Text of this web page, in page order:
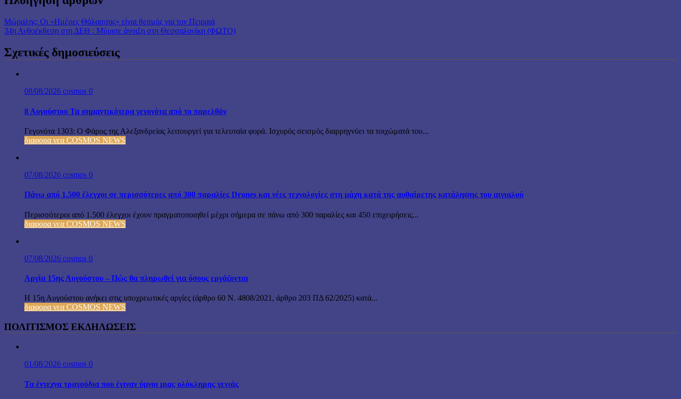
Μώραλης: Οι «Ημέρες Θάλασσας» είναι θεσμός για τον Πειραιά
34η Ανθοέκθεση στη ΔΕΘ : Μύρισε άνοιξη στη Θεσσαλονίκη (ΦΩΤΟ)
Σχετικές δημοσιεύσεις
08/08/2026 cosmos 0
8 Αυγούστου Τα σημαντικότερα γεγονότα από το παρελθόν
Γεγονότα 1303: Ο Φάρος της Αλεξανδρείας λειτουργεί για τελευταία φορά. Ισχυρός σεισμός διαρρηγνύει τα τοιχώματά του...
διαφορα νεα COSMOS NEWS
07/08/2026 cosmos 0
Πάνω από 1.500 έλεγχοι σε περισσότερες από 300 παραλίες Drones και νέες τεχνολογίες στη μάχη κατά της αυθαίρετης κατάληψης του αιγιαλού
Περισσότεροι από 1.500 έλεγχοι έχουν πραγματοποιηθεί μέχρι σήμερα σε πάνω από 300 παραλίες και 450 επιχειρήσεις...
διαφορα νεα COSMOS NEWS
07/08/2026 cosmos 0
Αργία 15ης Αυγούστου – Πώς θα πληρωθεί για όσους εργάζονται
Η 15η Αυγούστου ανήκει στις υποχρεωτικές αργίες (άρθρο 60 Ν. 4808/2021, άρθρο 203 ΠΔ 62/2025) κατά...
διαφορα νεα COSMOS NEWS
ΠΟΛΙΤΙΣΜΟΣ ΕΚΔΗΛΩΣΕΙΣ
01/08/2026 cosmos 0
Τα έντεχνα τραγούδια που έγιναν ύμνοι μιας ολόκληρης γενιάς